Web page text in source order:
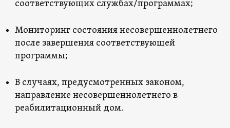
соответствующих службах/программах;
Мониторинг состояния несовершеннолетнего
после завершения соответствующей
программы;
В случаях, предусмотренных законом,
направление несовершеннолетнего в
реабилитационный дом.